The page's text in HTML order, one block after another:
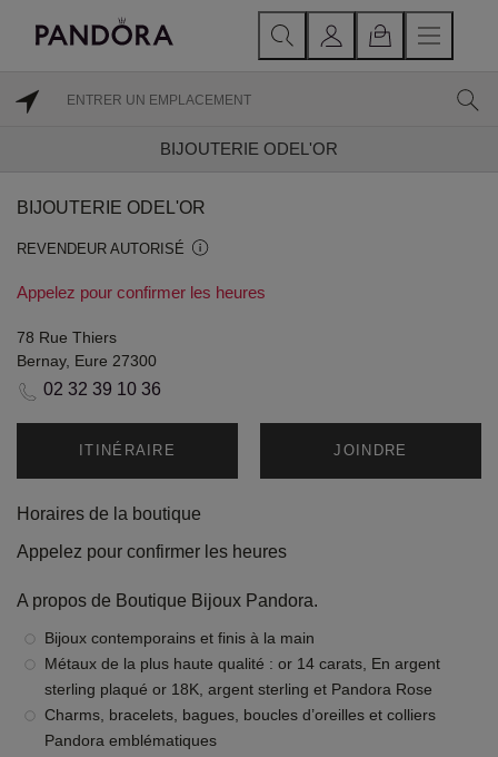
BIJOUTERIE ODEL'OR
BIJOUTERIE ODEL'OR
REVENDEUR AUTORISÉ
Appelez pour confirmer les heures
78 Rue Thiers
Bernay, Eure 27300
02 32 39 10 36
ITINÉRAIRE JOINDRE
Horaires de la boutique
Appelez pour confirmer les heures
A propos de Boutique Bijoux Pandora.
Bijoux contemporains et finis à la main
Métaux de la plus haute qualité : or 14 carats, En argent
sterling plaqué or 18K, argent sterling et Pandora Rose
Charms, bracelets, bagues, boucles d’oreilles et colliers
Pandora emblématiques